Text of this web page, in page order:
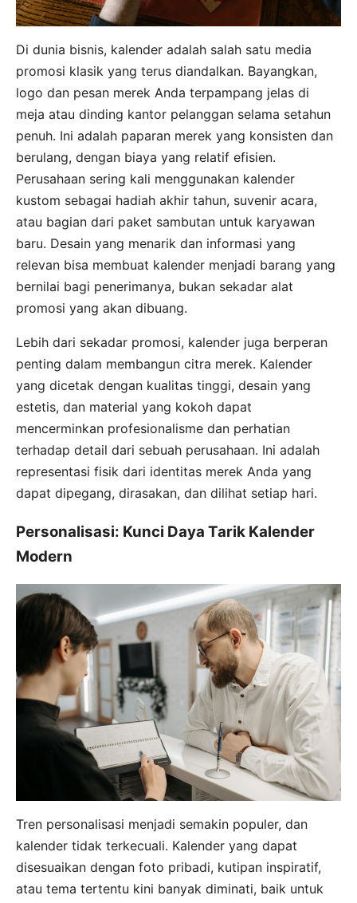
Di dunia bisnis, kalender adalah salah satu media
promosi klasik yang terus diandalkan. Bayangkan,
logo dan pesan merek Anda terpampang jelas di
meja atau dinding kantor pelanggan selama setahun
penuh. Ini adalah paparan merek yang konsisten dan
berulang, dengan biaya yang relatif efisien.
Perusahaan sering kali menggunakan kalender
kustom sebagai hadiah akhir tahun, suvenir acara,
atau bagian dari paket sambutan untuk karyawan
baru. Desain yang menarik dan informasi yang
relevan bisa membuat kalender menjadi barang yang
bernilai bagi penerimanya, bukan sekadar alat
promosi yang akan dibuang.
Lebih dari sekadar promosi, kalender juga berperan
penting dalam membangun citra merek. Kalender
yang dicetak dengan kualitas tinggi, desain yang
estetis, dan material yang kokoh dapat
mencerminkan profesionalisme dan perhatian
terhadap detail dari sebuah perusahaan. Ini adalah
representasi fisik dari identitas merek Anda yang
dapat dipegang, dirasakan, dan dilihat setiap hari.
Personalisasi: Kunci Daya Tarik Kalender
Modern
Tren personalisasi menjadi semakin populer, dan
kalender tidak terkecuali. Kalender yang dapat
disesuaikan dengan foto pribadi, kutipan inspiratif,
atau tema tertentu kini banyak diminati, baik untuk